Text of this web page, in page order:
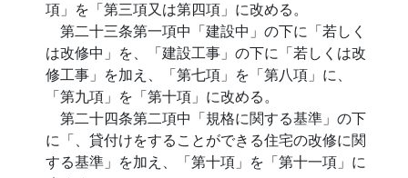
項」を「第三項又は第四項」に改める。
第二十三条第一項中「建設中」の下に「若しく
は改修中」を、「建設工事」の下に「若しくは改
修工事」を加え、「第七項」を「第八項」に、
「第九項」を「第十項」に改める。
第二十四条第二項中「規格に関する基準」の下
に「、貸付けをすることができる住宅の改修に関
する基準」を加え、「第十項」を「第十一項」に